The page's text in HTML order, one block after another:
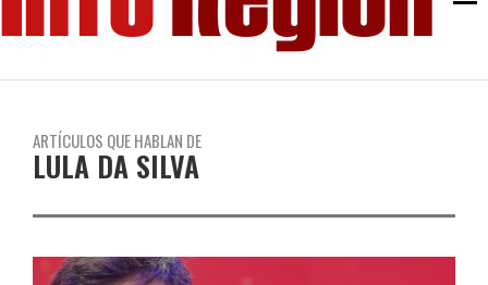
ARTÍCULOS QUE HABLAN DE
LULA DA SILVA